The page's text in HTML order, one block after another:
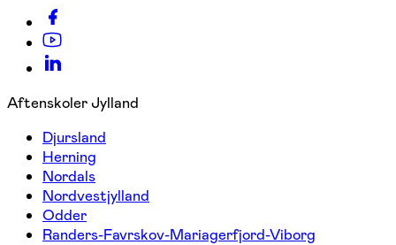
Aftenskoler Jylland
Djursland
Herning
Nordals
Nordvestjylland
Odder
Randers-Favrskov-Mariagerfjord-Viborg